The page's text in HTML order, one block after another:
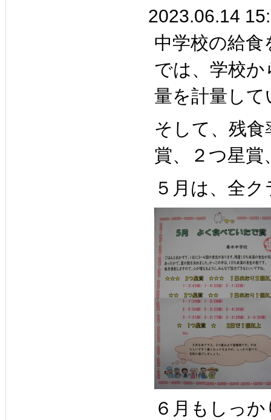
2023.06.14
中学校の給
では、学校
量を計量して
そして、残
賞、２つ星
５月は、全
６月もしっ